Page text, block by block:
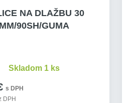
NA DLAŽBU 30
MM/90SH/GUMA
s DPH
DPH
Skladom 1 ks